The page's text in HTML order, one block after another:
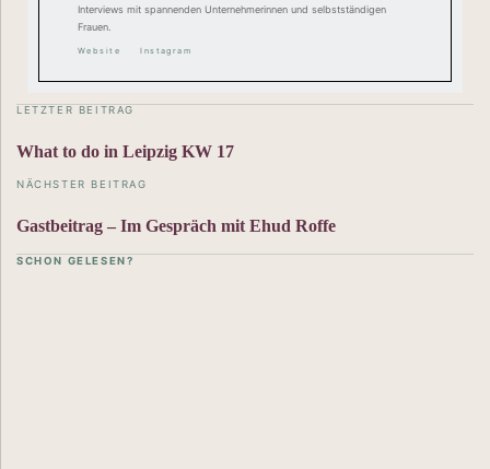
Interviews mit spannenden Unternehmerinnen und selbstständigen
Frauen.
Website Instagram
LETZTER BEITRAG
What to do in Leipzig KW 17
NÄCHSTER BEITRAG
Gastbeitrag – Im Gespräch mit Ehud Roffe
SCHON GELESEN?